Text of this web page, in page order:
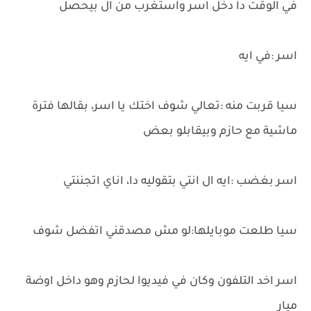
في الوقت دا دخل اسر واستغرب من ال بيحصل
اسر :في ايه
سيا قربت منه :تعالي شوف اختك يا اسر، بقالها فترة
ماشية مع حازم وبيقابلو بعض
اسر بغضب :ايه ال انتي بتقوليه دا، اناي اتجننتي
سيا طلعت موبايلها:لو مش مصدقني اتفضل شوف
اسر اخد التلفون وكان في فيديوا لحازم وهو داخل اوضة
ميار